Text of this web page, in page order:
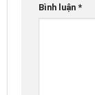
Bình luận *